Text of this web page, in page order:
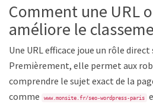
Comment une URL
améliore le
Une URL efficace joue un rôle direct
Premièrement, elle permet aux
comprendre le sujet exact de la
comme
www.monsite.fr/seo-wordpress-paris